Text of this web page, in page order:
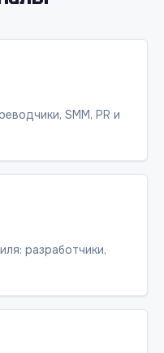
SMM, PR и
разработчики,